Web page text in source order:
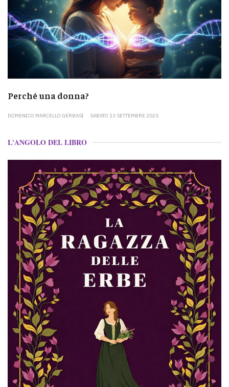
Perché una donna?
DOMENICO MARCELLO GERBASI SABATO 13 SETTEMBRE 2025
L'ANGOLO DEL LIBRO